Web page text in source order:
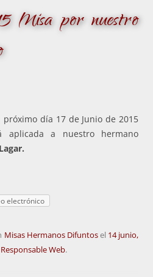
Misa por nuestro
día 17 de Junio de 2015
a nuestro hermano
electrónico
Misas Hermanos Difuntosel 14 junio,
Web.